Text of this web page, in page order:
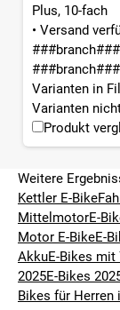
Plus, 10-fach
• Versand
Varianten in
Varianten
Produkt
Weitere
Kettler E-Bike
MittelmotorE-
Motor E-BikeE-
AkkuE-Bikes mit
2025E-Bikes
Bikes für Herren